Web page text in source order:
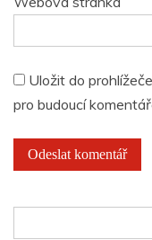
Uložit do
pro budoucí